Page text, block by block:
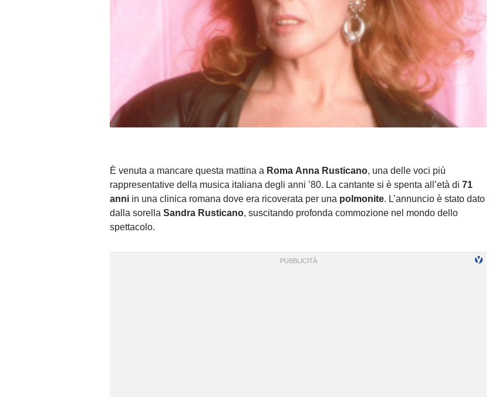
È venuta a mancare questa mattina a Roma Anna Rusticano, una delle voci più
rappresentative della musica italiana degli anni ’80. La cantante si è spenta all’età di 71
anni in una clinica romana dove era ricoverata per una polmonite. L’annuncio è stato dato
dalla sorella Sandra Rusticano, suscitando profonda commozione nel mondo dello
spettacolo.